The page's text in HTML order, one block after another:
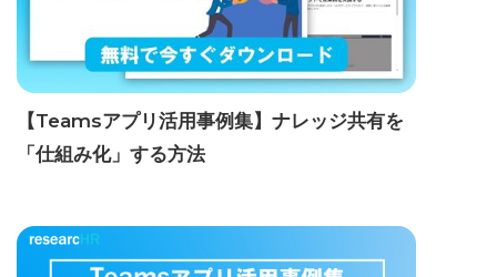
【Teamsアプリ活用事例集】ナレッジ共有を
「仕組み化」する方法